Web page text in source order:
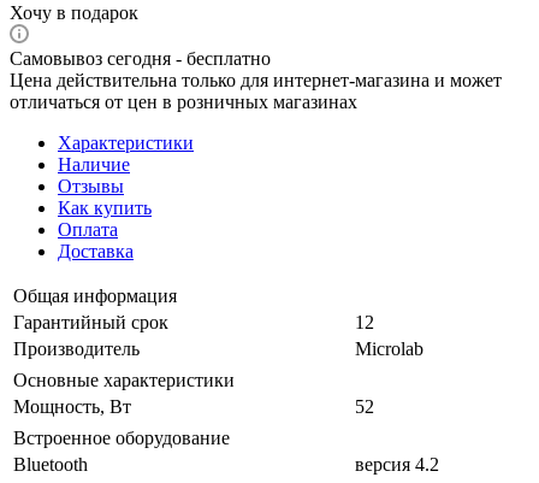
Хочу в подарок
Самовывоз сегодня - бесплатно
Цена действительна только для интернет-магазина и может
отличаться от цен в розничных магазинах
Характеристики
Наличие
Отзывы
Как купить
Оплата
Доставка
Общая информация
Гарантийный срок
12
Производитель
Microlab
Основные характеристики
Мощность, Вт
52
Встроенное оборудование
Bluetooth
версия 4.2